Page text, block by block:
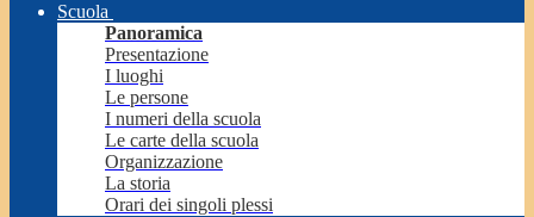
Scuola
Panoramica
Presentazione
I luoghi
Le persone
I numeri della scuola
Le carte della scuola
Organizzazione
La storia
Orari dei singoli plessi